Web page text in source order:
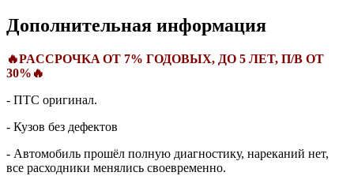
Дополнительная информация
🔥PAССPОЧKA ОТ 7% ГОДОBЫХ, ДO 5 ЛЕT, П/В ОT
30%🔥
- ПТС оригинал.
- Кузов без дефектов
- Автомобиль прошёл полную диагностику, нареканий нет,
все расходники менялись своевременно.